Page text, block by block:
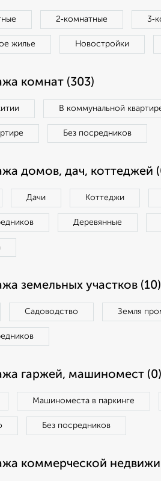
2‑комнатные
жилье Новостройки
комнат (303)
В коммунальной
Без посредников
домов, дач, коттеджей
Дачи Коттеджи
Деревянные
земельных участков (10)
Садоводство Земля
гаржей, машиномест (0)
Машиноместа в паркинге
Без посредников
коммерческой